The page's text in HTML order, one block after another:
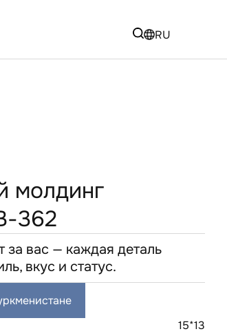
RU
молдинг
362
вас — каждая деталь
вкус и статус.
15*13